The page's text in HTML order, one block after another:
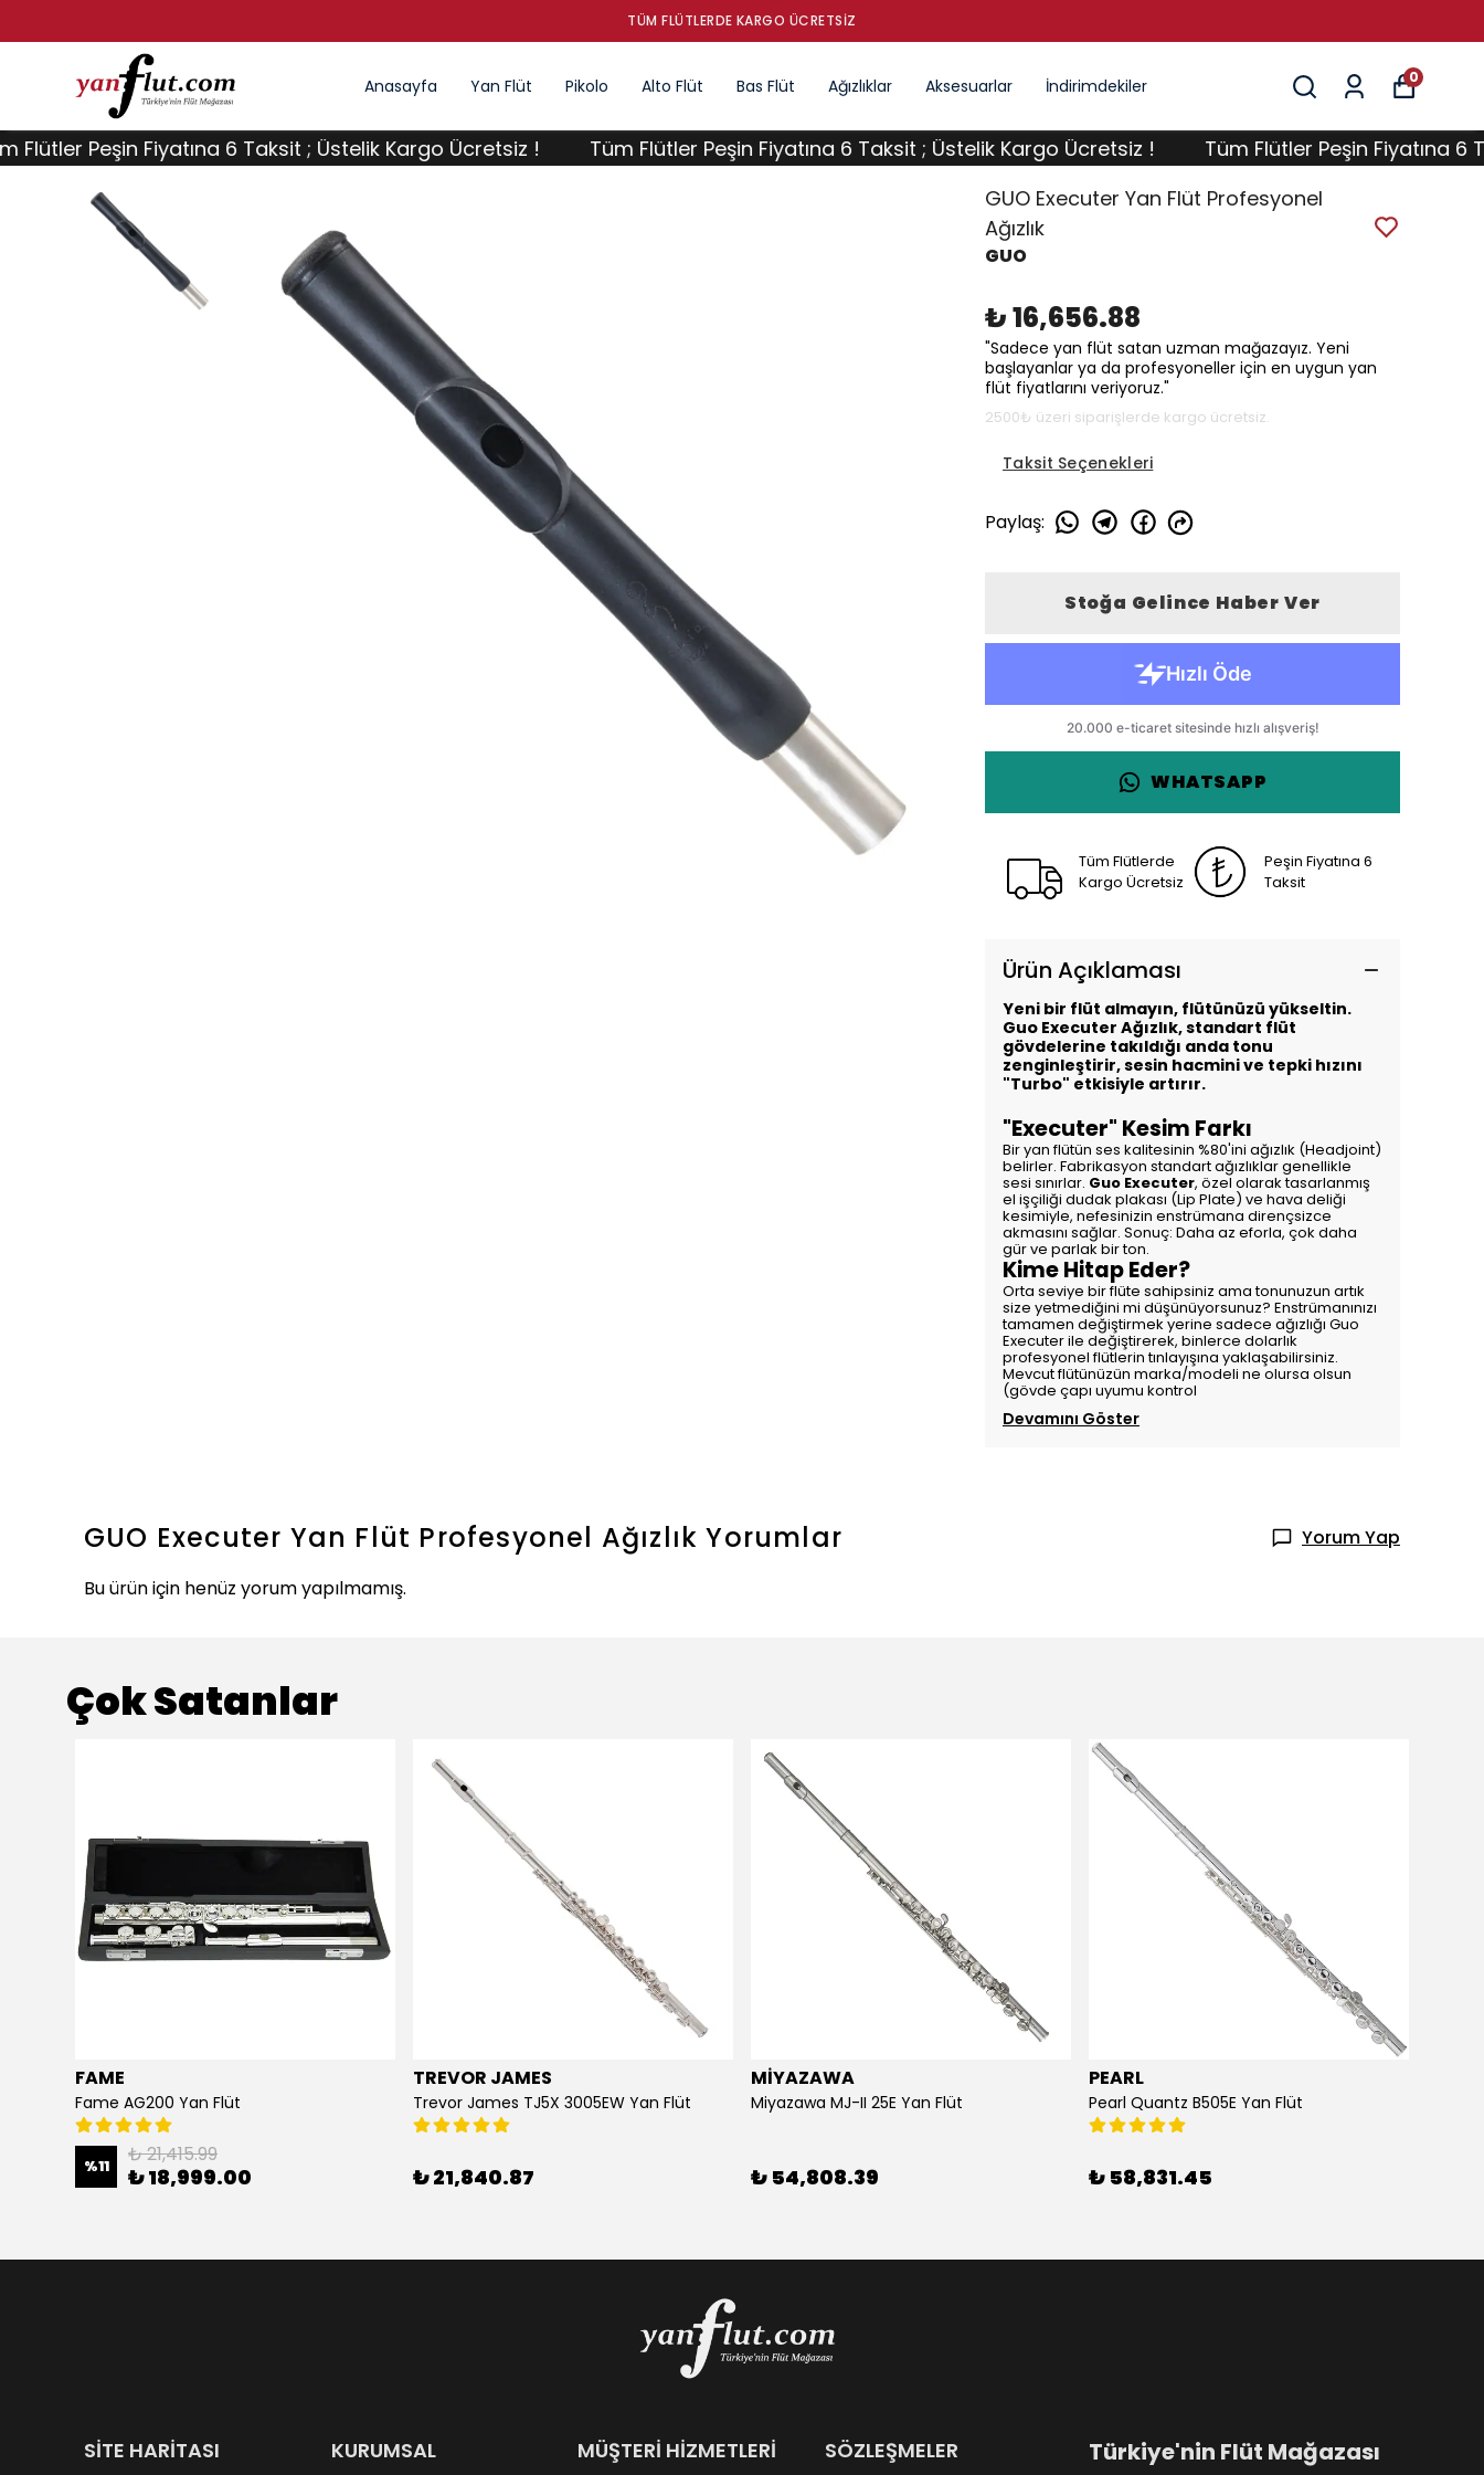
TÜM FLÜTLERDE KARGO ÜCRETSIZ
Anasayfa Yan Flüt Pikolo Alto Flüt Bas Flüt Ağızlıklar Aksesuarlar İndirimdekiler 0
Peşin Fiyatına 6 Taksit ; Üstelik Kargo Ücretsiz ! Tüm Flütler Peşin Fiyatına 6 Taksit ; Üstelik Kargo Ücretsiz !
Tüm Flütler Peşin Fiyatına 6
GUO Executer Yan Flüt Profesyonel
Ağızlık
GUO
₺ 16,656.88
"Sadece yan flüt satan uzman mağazayız. Yeni
başlayanlar ya da profesyoneller için en uygun yan
flüt fiyatlarını veriyoruz."
2500₺ üzeri siparişlerde kargo ücretsiz.
Taksit Seçenekleri
Paylaş:
Stoğa Gelince Haber Ver
WHATSAPP
Tüm Flütlerde
Kargo Ücretsiz
Peşin Fiyatına 6
Taksit
Ürün Açıklaması
Yeni bir flüt almayın, flütünüzü yükseltin.
Guo Executer Ağızlık, standart flüt
gövdelerine takıldığı anda tonu
zenginleştirir, sesin hacmini ve tepki hızını
"Turbo" etkisiyle artırır.
"Executer" Kesim Farkı
Bir yan flütün ses kalitesinin %80'ini ağızlık (Headjoint)
belirler. Fabrikasyon standart ağızlıklar genellikle
sesi sınırlar. Guo Executer, özel olarak tasarlanmış
el işçiliği dudak plakası (Lip Plate) ve hava deliği
kesimiyle, nefesinizin enstrümana dirençsizce
akmasını sağlar. Sonuç: Daha az eforla, çok daha
gür ve parlak bir ton.
Kime Hitap Eder?
Orta seviye bir flüte sahipsiniz ama tonunuzun artık
size yetmediğini mi düşünüyorsunuz? Enstrümanınızı
tamamen değiştirmek yerine sadece ağızlığı Guo
Executer ile değiştirerek, binlerce dolarlık
profesyonel flütlerin tınlayışına yaklaşabilirsiniz.
Mevcut flütünüzün marka/modeli ne olursa olsun
(gövde çapı uyumu kontrol
Devamını Göster
GUO Executer Yan Flüt Profesyonel Ağızlık Yorumlar
Yorum Yap
Bu ürün için henüz yorum yapılmamış.
Çok Satanlar
FAME
Fame AG200 Yan Flüt
%11 ₺ 21,415.99
₺ 18,999.00
TREVOR JAMES
Trevor James TJ5X 3005EW Yan Flüt
₺ 21,840.87
MİYAZAWA
Miyazawa MJ-II 25E Yan Flüt
₺ 54,808.39
PEARL
Pearl Quantz B505E Yan Flüt
₺ 58,831.45
SİTE HARİTASI KURUMSAL MÜŞTERİ HİZMETLERİ SÖZLEŞMELER Türkiye'nin Flüt Mağazası